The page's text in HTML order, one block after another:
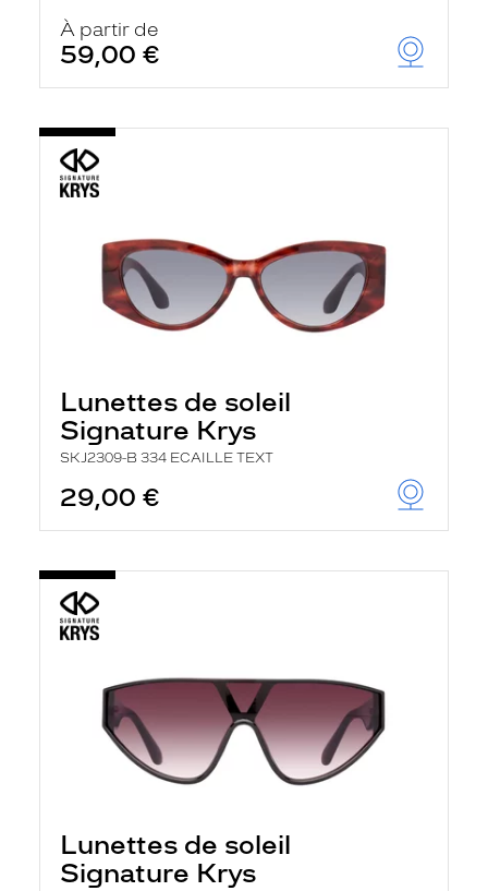
À partir de
59,00 €
Lunettes de soleil
Signature Krys
SKJ2309-B 334 ECAILLE TEXT
29,00 €
Lunettes de soleil
Signature Krys